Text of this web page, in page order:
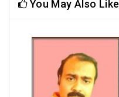
You May Also Like